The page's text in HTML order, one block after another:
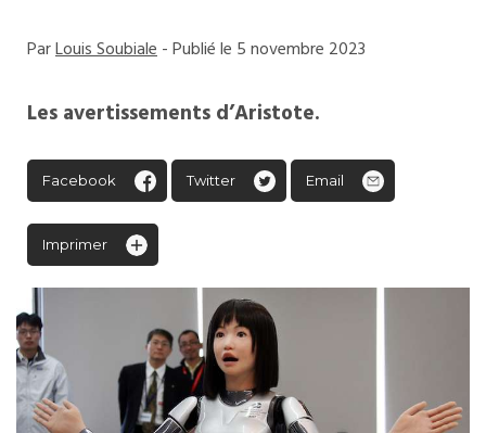
ParLouis Soubiale- Publié le 5 novembre 2023
Les avertissements d’Aristote.
Facebook Twitter Email
Imprimer